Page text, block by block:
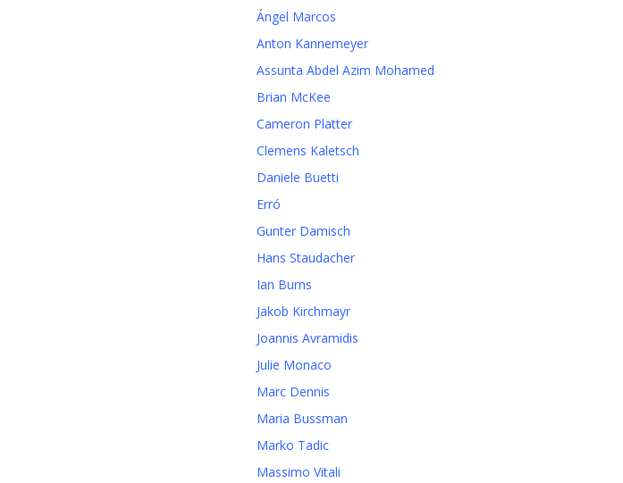
Ángel Marcos
Anton Kannemeyer
Assunta Abdel Azim Mohamed
Brian McKee
Cameron Platter
Clemens Kaletsch
Daniele Buetti
Erró
Gunter Damisch
Hans Staudacher
Ian Burns
Jakob Kirchmayr
Joannis Avramidis
Julie Monaco
Marc Dennis
Maria Bussman
Marko Tadic
Massimo Vitali